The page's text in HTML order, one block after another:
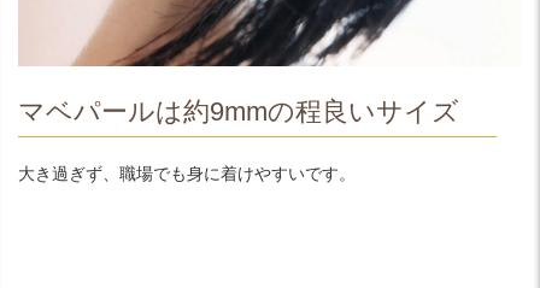
マベパールは約9mmの程良いサイズ
大き過ぎず、職場でも身に着けやすいです。